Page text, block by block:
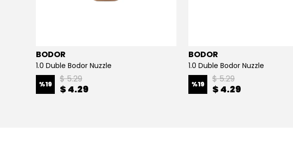
BODOR
1.0 Duble Bodor Nuzzle
%19 $ 5.29
$ 4.29
BODOR
1.0 Duble Bodor Nuzzle
%19 $ 5.29
$ 4.29